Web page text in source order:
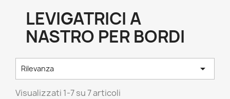
LEVIGATRICI A
NASTRO PER BORDI
Rilevanza 
Visualizzati 1-7 su 7 articoli